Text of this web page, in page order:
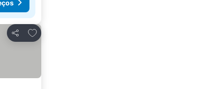
Partilhar
Adicionar aos favoritos